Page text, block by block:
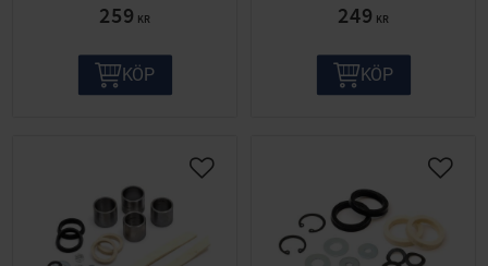
259 KR
KÖP
249 KR
KÖP